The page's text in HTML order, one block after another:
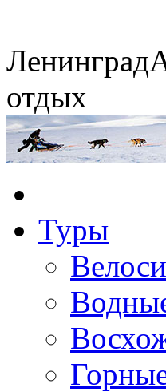
Ленинград
отдых
Туры